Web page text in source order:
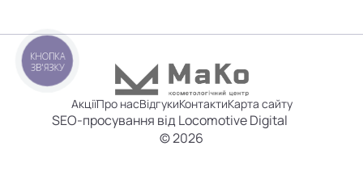
АкціїПро насВідгукиКонтактиКарта сайту
SEO-просування від Locomotive Digital
© 2026
КНОПКА
ЗВ'ЯЗКУ